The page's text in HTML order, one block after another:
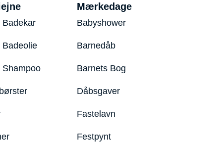
Badekar
Badeolie
Shampoo
Mærkedage
Babyshower
Barnedåb
Barnets Bog
Dåbsgaver
Fastelavn
Festpynt